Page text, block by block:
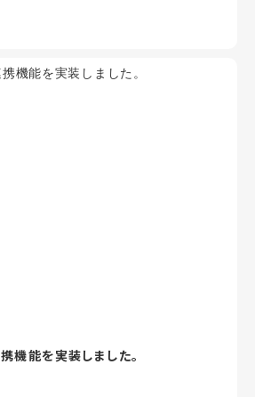
機能を実装しました。